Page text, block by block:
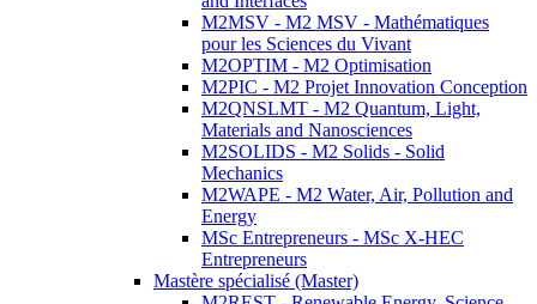
M2MSV - M2 MSV - Mathématiques
pour les Sciences du Vivant
M2OPTIM - M2 Optimisation
M2PIC - M2 Projet Innovation Conception
M2QNSLMT - M2 Quantum, Light,
Materials and Nanosciences
M2SOLIDS - M2 Solids - Solid
Mechanics
M2WAPE - M2 Water, Air, Pollution and
Energy
MSc Entrepreneurs - MSc X-HEC
Entrepreneurs
Mastère spécialisé (Master)